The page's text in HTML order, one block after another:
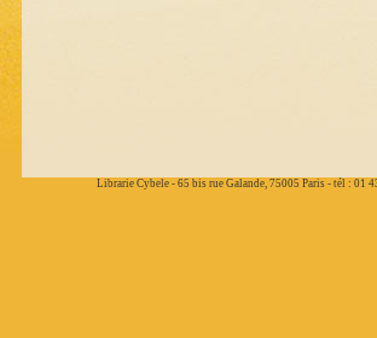
Librarie Cybele - 65 bis rue Galande, 75005 Paris - tél : 01